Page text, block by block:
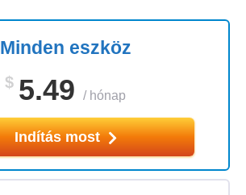
Minden eszköz
$ 5.49 / hónap
Indítás most